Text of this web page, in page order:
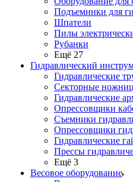
Подъемники для
Шпатели
Пилы
Рубанки
Ещё 27
Гидравлический
Гидравлические
Секторные
Гидравлические
Опрессовщики
Съемники
Опрессовщики
Гидравлические
Прессы
Ещё 3
Весовое оборудование